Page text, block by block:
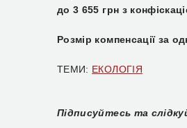
до 3 655 грн з
Розмір компенсації за
ТЕМИ: ЕКОЛОГІЯ
Підписуйтесь та